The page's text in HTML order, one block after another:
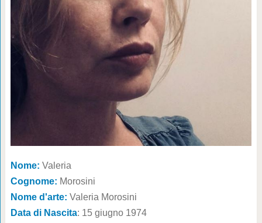
Nome: Valeria
Cognome: Morosini
Nome d'arte: Valeria Morosini
Data di Nascita: 15 giugno 1974